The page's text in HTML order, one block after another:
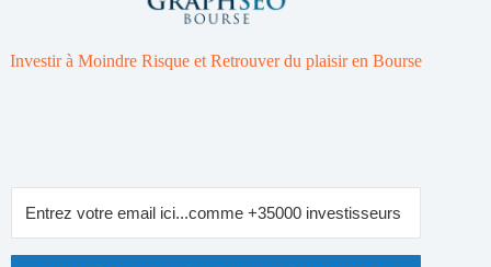
Investir à Moindre Risque et Retrouver du plaisir en Bourse